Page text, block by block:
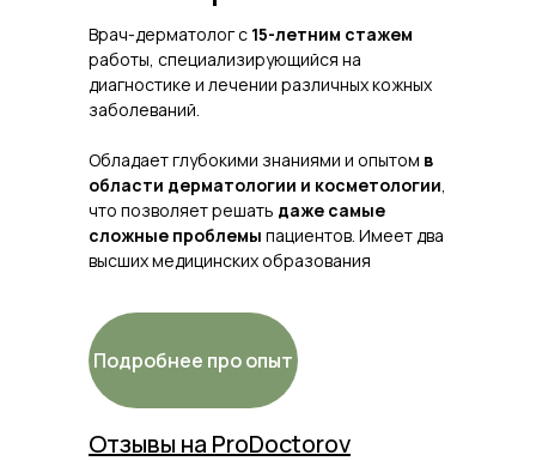
Отзывы на ProDoctorov
Врач-дерматолог с 15-летним стажем
работы, специализирующийся на
диагностике и лечении различных кожных
заболеваний.
Обладает глубокими знаниями и опытом в
области дерматологии и косметологии,
что позволяет решать даже самые
сложные проблемы пациентов. Имеет два
высших медицинских образования
Подробнее про опыт